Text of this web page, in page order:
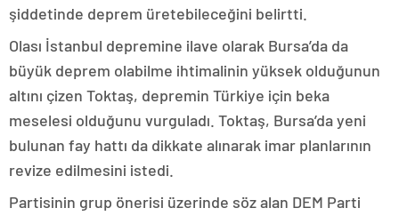
şiddetinde deprem üretebileceğini belirtti.
Olası İstanbul depremine ilave olarak Bursa’da da
büyük deprem olabilme ihtimalinin yüksek olduğunun
altını çizen Toktaş, depremin Türkiye için beka
meselesi olduğunu vurguladı. Toktaş, Bursa’da yeni
bulunan fay hattı da dikkate alınarak imar planlarının
revize edilmesini istedi.
Partisinin grup önerisi üzerinde söz alan DEM Parti